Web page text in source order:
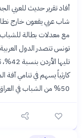
شاب عربي يقعون خارج
كارثياً يسهم في تنامي
50% من الشباب في العراق يتعاطون أحد أنواع المخدرات.